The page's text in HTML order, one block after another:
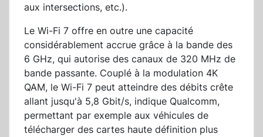
aux intersections, etc.).
Le Wi-Fi 7 offre en outre une capacité
considérablement accrue grâce à la bande des
6 GHz, qui autorise des canaux de 320 MHz de
bande passante. Couplé à la modulation 4K
QAM, le Wi-Fi 7 peut atteindre des débits crête
allant jusqu'à 5,8 Gbit/s, indique Qualcomm,
permettant par exemple aux véhicules de
télécharger des cartes haute définition plus